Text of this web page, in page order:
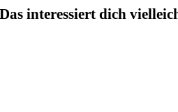
Das interessiert dich